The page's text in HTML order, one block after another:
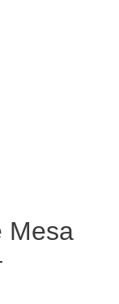
Mesa